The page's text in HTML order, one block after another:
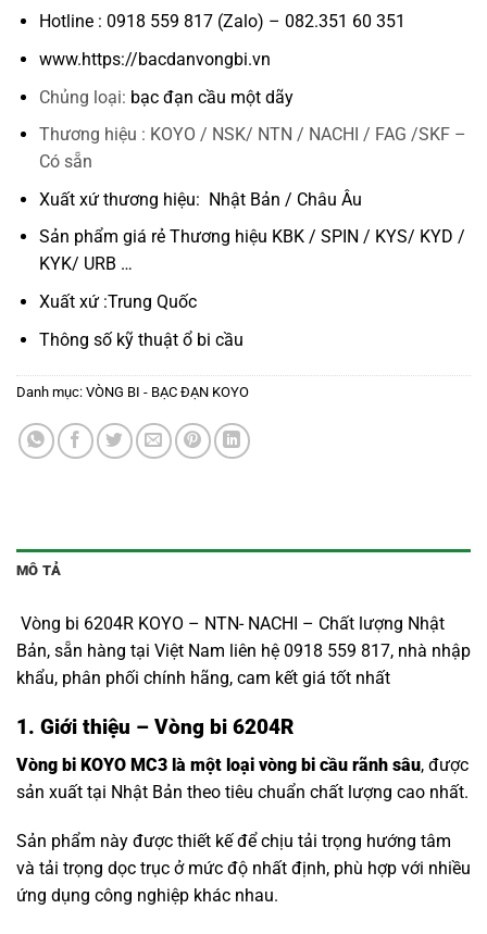
Hotline : 0918 559 817 (Zalo) – 082.351 60 351
www.https://bacdanvongbi.vn
Chủng loại: bạc đạn cầu một dãy
Thương hiệu : KOYO / NSK/ NTN / NACHI / FAG /SKF –
Có sẵn
Xuất xứ thương hiệu: Nhật Bản / Châu Âu
Sản phẩm giá rẻ Thương hiệu KBK / SPIN / KYS/ KYD /
KYK/ URB …
Xuất xứ :Trung Quốc
Thông số kỹ thuậtổ bi cầu
Danh mục: VÒNG BI - BẠC ĐẠN KOYO
MÔ TẢ
Vòng bi 6204R KOYO – NTN- NACHI – Chất lượng Nhật
Bản, sẵn hàng tại Việt Nam liên hệ 0918 559 817, nhà nhập
khẩu, phân phối chính hãng, cam kết giá tốt nhất
1. Giới thiệu – Vòng bi 6204R
Vòng bi KOYO MC3 là một loại vòng bi cầu rãnh sâu, được
sản xuất tại Nhật Bản theo tiêu chuẩn chất lượng cao nhất.
Sản phẩm này được thiết kế để chịu tải trọng hướng tâm
và tải trọng dọc trục ở mức độ nhất định, phù hợp với nhiều
ứng dụng công nghiệp khác nhau.